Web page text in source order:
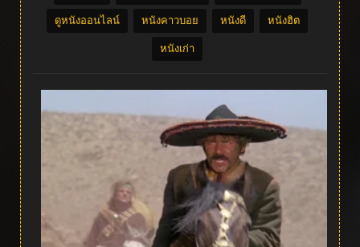
ดูหนังออนไลน์ หนังคาวบอย หนังดี หนังฮิต
หนังเก่า